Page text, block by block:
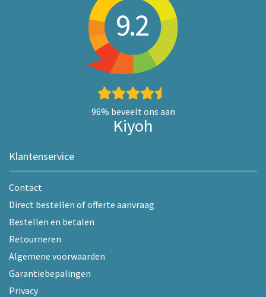
9.2
96% beveelt ons aan
Kiyoh
Klantenservice
Contact
Direct bestellen of offerte aanvraag
Bestellen en betalen
Retourneren
Algemene voorwaarden
Garantiebepalingen
Privacy